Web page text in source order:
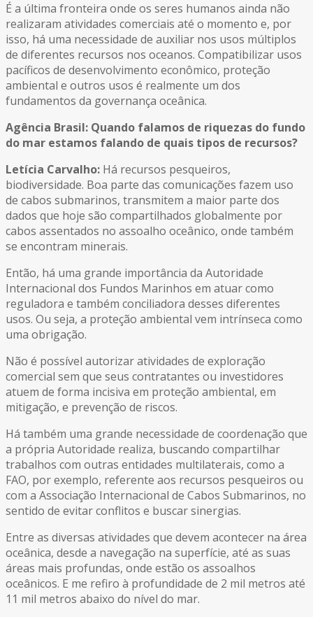
É a última fronteira onde os seres humanos ainda não
realizaram atividades comerciais até o momento e, por
isso, há uma necessidade de auxiliar nos usos múltiplos
de diferentes recursos nos oceanos. Compatibilizar usos
pacíficos de desenvolvimento econômico, proteção
ambiental e outros usos é realmente um dos
fundamentos da governança oceânica.
Agência Brasil: Quando falamos de riquezas do fundo
do mar estamos falando de quais tipos de recursos?
Letícia Carvalho: Há recursos pesqueiros,
biodiversidade. Boa parte das comunicações fazem uso
de cabos submarinos, transmitem a maior parte dos
dados que hoje são compartilhados globalmente por
cabos assentados no assoalho oceânico, onde também
se encontram minerais.
Então, há uma grande importância da Autoridade
Internacional dos Fundos Marinhos em atuar como
reguladora e também conciliadora desses diferentes
usos. Ou seja, a proteção ambiental vem intrínseca como
uma obrigação.
Não é possível autorizar atividades de exploração
comercial sem que seus contratantes ou investidores
atuem de forma incisiva em proteção ambiental, em
mitigação, e prevenção de riscos.
Há também uma grande necessidade de coordenação que
a própria Autoridade realiza, buscando compartilhar
trabalhos com outras entidades multilaterais, como a
FAO, por exemplo, referente aos recursos pesqueiros ou
com a Associação Internacional de Cabos Submarinos, no
sentido de evitar conflitos e buscar sinergias.
Entre as diversas atividades que devem acontecer na área
oceânica, desde a navegação na superfície, até as suas
áreas mais profundas, onde estão os assoalhos
oceânicos. E me refiro à profundidade de 2 mil metros até
11 mil metros abaixo do nível do mar.